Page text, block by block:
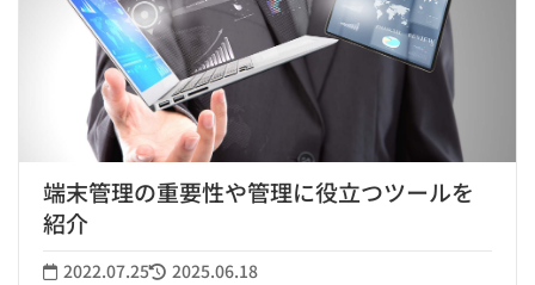
端末管理の重要性や管理に役立つツールを
紹介
2022.07.25 2025.06.18